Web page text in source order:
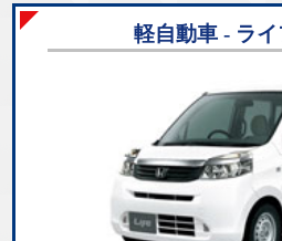
軽自動車 - ラ